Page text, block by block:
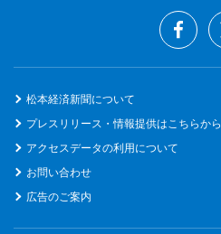
松本経済新聞について
プレスリリース・情報提供はこちらから
アクセスデータの利用について
お問い合わせ
広告のご案内